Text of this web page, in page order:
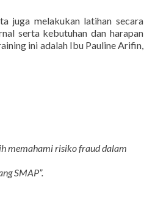
juga melakukan latihan secara
serta kebutuhan dan harapan
ini adalah Ibu Pauline Arifin,
memahami risiko fraud dalam
SMAP”.